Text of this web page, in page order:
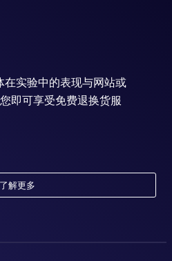
在实验中的表现与网站或
即可享受免费退换货服
了解更多